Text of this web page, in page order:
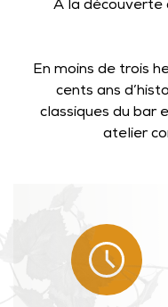
A la découverte
En moins de trois
cents ans
classiques du bar
atelier